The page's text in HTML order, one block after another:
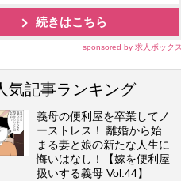
続きはこちら
sponsored by 求人ボックス
気記事ランキング
義母の便利屋を卒業してノ
ーストレス！ 離婚から始
まる妻と娘の新たな人生に
悔いはなし！【嫁を便利屋
扱いする義母 Vol.44】